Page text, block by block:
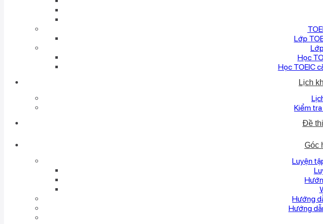
Lớp
Học
Học TOEIC
Lịch
Kiểm
Đề
Góc
Luyện
Hướng
Hướng